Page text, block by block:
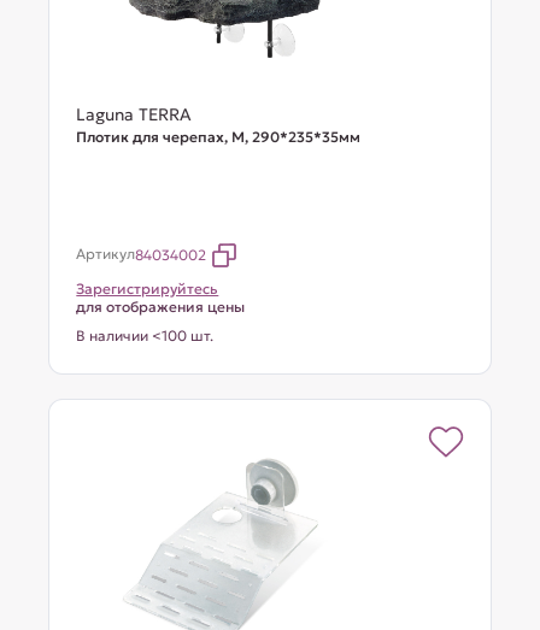
Laguna TERRA
Плотик для черепах, M, 290*235*35мм
Артикул84034002
Зарегистрируйтесь
для отображения цены
В наличии <100 шт.